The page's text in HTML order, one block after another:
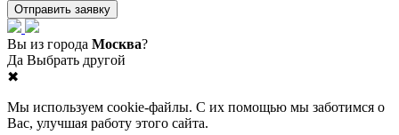
Вы из города Москва?
Да Выбрать другой
✖
Мы используем cookie-файлы. С их помощью мы заботимся о
Вас, улучшая работу этого сайта.